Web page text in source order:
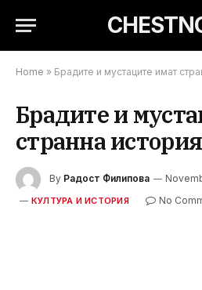
Home » Брадите и мустаците имат
Брадите и
странна история
By Радост Филипова
КУЛТУРА И ИСТОРИЯ No